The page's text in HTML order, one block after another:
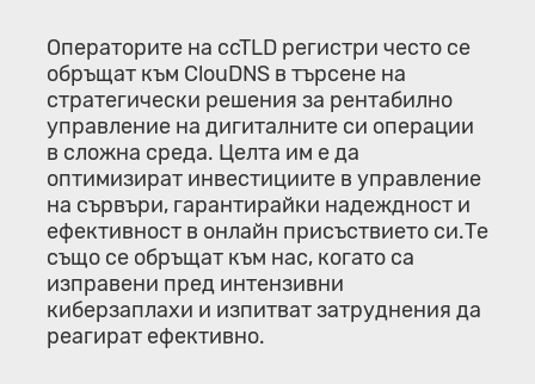
Операторите на ccTLD регистри често се
обръщат към ClouDNS в търсене на
стратегически решения за рентабилно
управление на дигиталните си операции
в сложна среда. Целта им е да
оптимизират инвестициите в управление
на сървъри, гарантирайки надеждност и
ефективност в онлайн присъствието си.Те
също се обръщат към нас, когато са
изправени пред интензивни
киберзаплахи и изпитват затруднения да
реагират ефективно.